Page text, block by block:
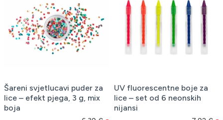
Šareni svjetlucavi puder za
lice – efekt pjega, 3 g, mix
boja
UV fluorescentne boje za
lice – set od 6 neonskih
nijansi